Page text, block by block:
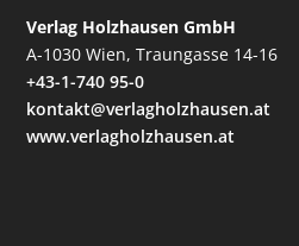
Verlag Holzhausen GmbH
A-1030 Wien, Traungasse 14-16
+43-1-740 95-0
kontakt@verlagholzhausen.at
www.verlagholzhausen.at